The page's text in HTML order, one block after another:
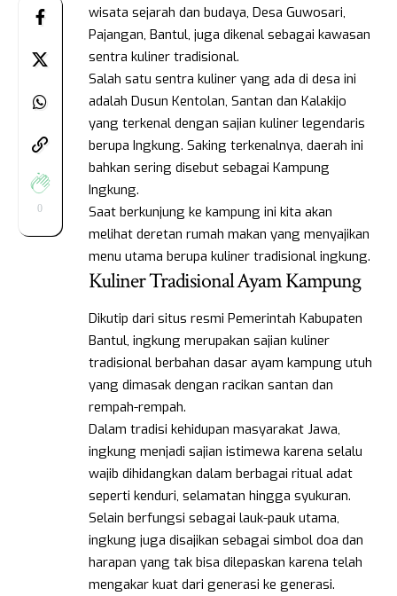
0
wisata sejarah dan budaya, Desa Guwosari,
Pajangan, Bantul, juga dikenal sebagai kawasan
sentra kuliner tradisional.
Salah satu sentra kuliner yang ada di desa ini
adalah Dusun Kentolan, Santan dan Kalakijo
yang terkenal dengan sajian kuliner legendaris
berupa Ingkung. Saking terkenalnya, daerah ini
bahkan sering disebut sebagai Kampung
Ingkung.
Saat berkunjung ke kampung ini kita akan
melihat deretan rumah makan yang menyajikan
menu utama berupa kuliner tradisional ingkung.
Kuliner Tradisional Ayam Kampung
Dikutip dari situs resmi Pemerintah Kabupaten
Bantul, ingkung merupakan sajian kuliner
tradisional berbahan dasar ayam kampung utuh
yang dimasak dengan racikan santan dan
rempah-rempah.
Dalam tradisi kehidupan masyarakat Jawa,
ingkung menjadi sajian istimewa karena selalu
wajib dihidangkan dalam berbagai ritual adat
seperti kenduri, selamatan hingga syukuran.
Selain berfungsi sebagai lauk-pauk utama,
ingkung juga disajikan sebagai simbol doa dan
harapan yang tak bisa dilepaskan karena telah
mengakar kuat dari generasi ke generasi.